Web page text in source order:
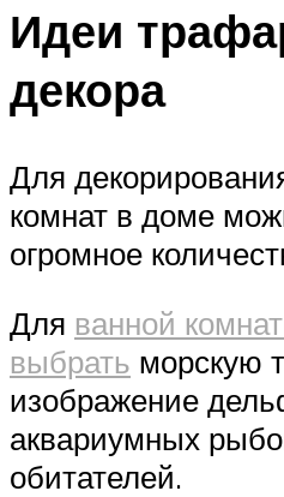
Идеи
декора
Для
комнат в доме
огромное
Для ванной
выбрать морскую
изображение
аквариумных
обитателей.